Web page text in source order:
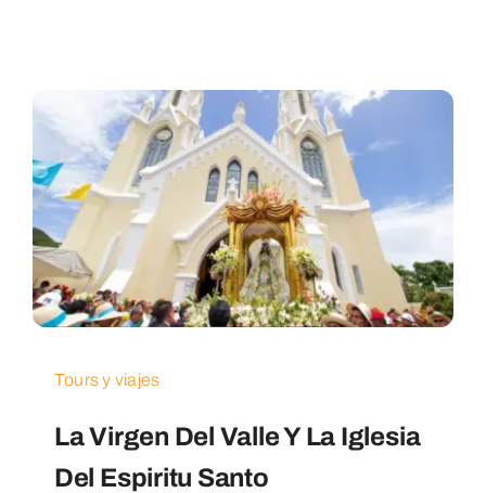
Tours y viajes
La Virgen Del Valle Y La Iglesia
Del Espiritu Santo